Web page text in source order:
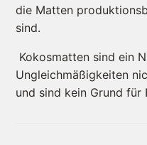
die Matten
sind.
Kokosmatten sind ein
Ungleichmäßigkeiten
und sind kein Grund für